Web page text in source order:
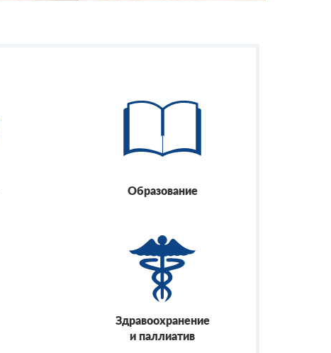
Образование
Здравоохранение
и паллиатив